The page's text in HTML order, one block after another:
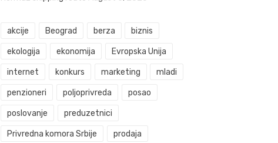
akcije Beograd berza biznis
ekologija ekonomija Evropska Unija
internet konkurs marketing mladi
penzioneri poljoprivreda posao
poslovanje preduzetnici
Privredna komora Srbije prodaja